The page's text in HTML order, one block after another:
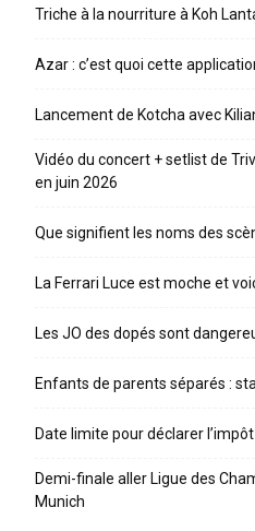
Triche à la nourriture à Koh
Azar : c’est quoi cette
Lancement de Kotcha avec
Vidéo du concert + setlist de
en juin 2026
Que signifient les noms des
La Ferrari Luce est moche et
Les JO des dopés sont
Enfants de parents séparés :
Date limite pour déclarer
Demi-finale aller Ligue des
Munich